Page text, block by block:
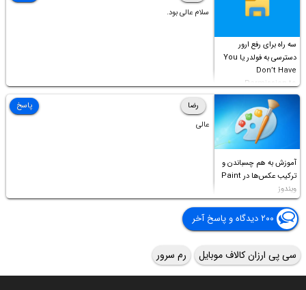
سه راه برای رفع ارور
دسترسی به فولدر یا You
Don’t Have
Permission to
Access this folder
سلام عالی بود.
آموزش به هم چسباندن و
ترکیب عکس‌ها در Paint
ویندوز
رضا
عالی
پاسخ
۲۰۰ دیدگاه و پاسخ آخر
سی پی ارزان کالاف موبایل رم سرور